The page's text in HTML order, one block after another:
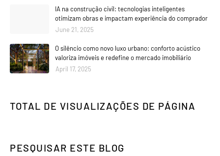
IA na construção civil: tecnologias inteligentes
otimizam obras e impactam experiência do comprador
June 21, 2025
O silêncio como novo luxo urbano: conforto acústico
valoriza imóveis e redefine o mercado imobiliário
April 17, 2025
TOTAL DE VISUALIZAÇÕES DE PÁGINA
PESQUISAR ESTE BLOG